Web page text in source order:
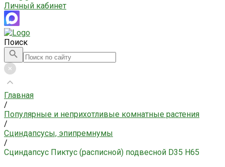
Личный кабинет
Поиск
Главная
/
Популярные и неприхотливые комнатные растения
/
Сциндапсусы, эпипремнумы
/
Сциндапсус Пиктус (расписной) подвесной D35 H65